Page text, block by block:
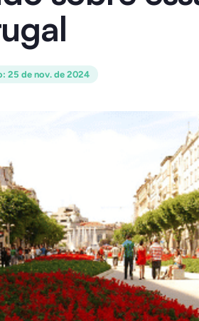
: 25 de nov. de 2024